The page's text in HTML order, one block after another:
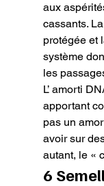
aux
cassants.
protégée et
système
les
L’ amorti
apportant
pas un
avoir sur
autant, le «
6